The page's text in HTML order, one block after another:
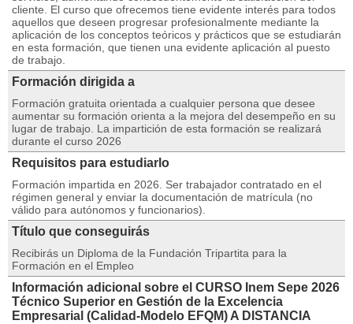
cliente. El curso que ofrecemos tiene evidente interés para todos
aquellos que deseen progresar profesionalmente mediante la
aplicación de los conceptos teóricos y prácticos que se estudiarán
en esta formación, que tienen una evidente aplicación al puesto
de trabajo.
Formación dirigida a
Formación gratuita orientada a cualquier persona que desee
aumentar su formación orienta a la mejora del desempeño en su
lugar de trabajo. La impartición de esta formación se realizará
durante el curso 2026
Requisitos para estudiarlo
Formación impartida en 2026. Ser trabajador contratado en el
régimen general y enviar la documentación de matrícula (no
válido para autónomos y funcionarios).
Título que conseguirás
Recibirás un Diploma de la Fundación Tripartita para la
Formación en el Empleo
Información adicional sobre el CURSO Inem Sepe 2026
Técnico Superior en Gestión de la Excelencia
Empresarial (Calidad-Modelo EFQM) A DISTANCIA